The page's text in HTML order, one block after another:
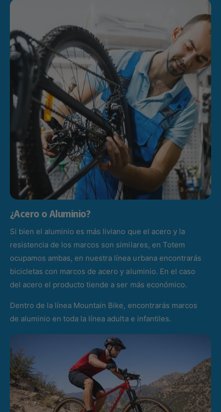
¿Acero o Aluminio?
Si bien el aluminio es más liviano que el acero y la
resistencia de los marcos son similares, en Totem
ocupamos ambas, en nuestra línea urbana encontrarás
bicicletas con marcos de acero y aluminio. En el caso
del acero el producto tiende a ser más económico.
Dentro de la línea Mountain Bike, encontrarás marcos
de aluminio en toda la línea adulta e infantiles.